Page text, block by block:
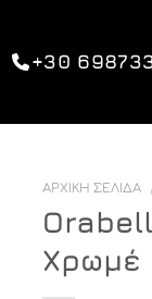
+30
ΑΡΧΙΚΉ ΣΕΛΊΔΑ
Χρωμέ